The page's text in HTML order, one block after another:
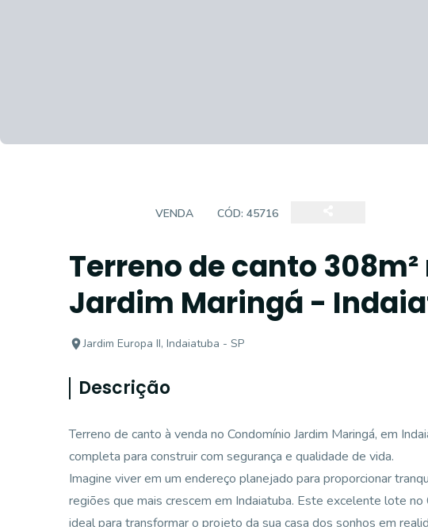
VENDA CÓD: 45716
Terreno de canto
Jardim Maringá -
Jardim Europa II, Indaiatuba - SP
Descrição
Terreno de canto à venda no Condomínio Jardim Maringá, em
completa para construir com segurança e qualidade de vida.
Imagine viver em um endereço planejado para proporcionar
regiões que mais crescem em Indaiatuba. Este excelente lote no
ideal para transformar o projeto da sua casa dos sonhos em